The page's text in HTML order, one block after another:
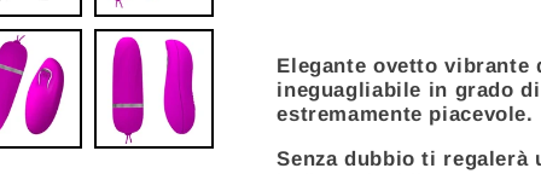
Elegante ovetto
ineguagliabile in grado
estremamente piacevole.
Senza dubbio ti regalerà